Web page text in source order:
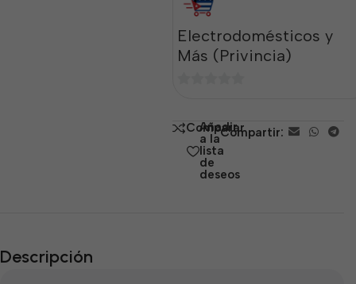
Electrodomésticos y
Más (Privincia)
5 Comparar
Añadir
a la
lista
de
deseos
Compartir:
Descripción